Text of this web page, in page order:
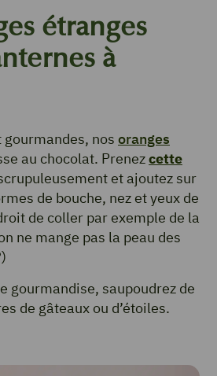
étranges
à
nos oranges
au chocolat. Prenezcette
et ajoutez sur
de bouche, nez et yeux de
de coller par exemple de la
ne mange pas la peau des
gourmandise, saupoudrez de
de gâteaux ou d’étoiles.